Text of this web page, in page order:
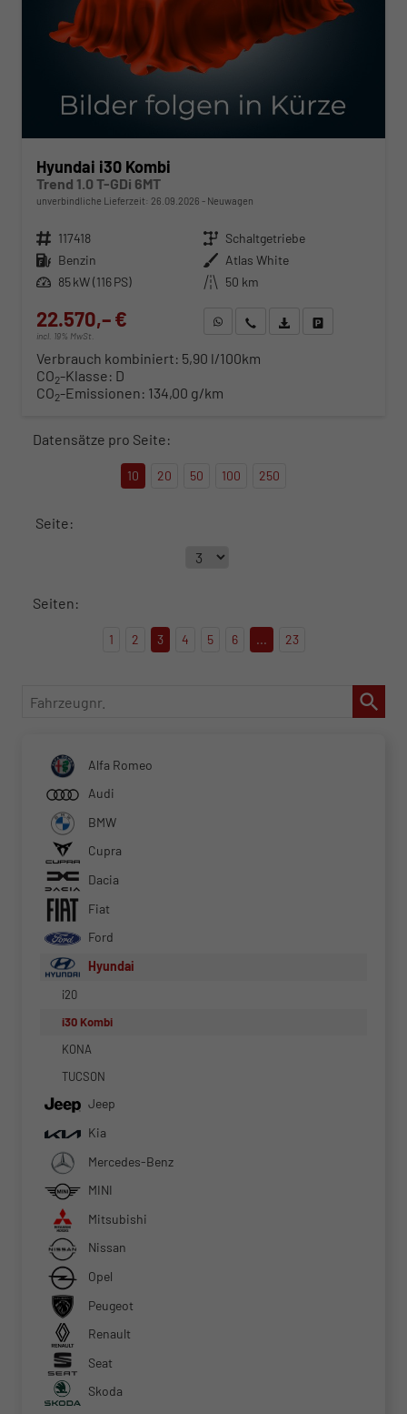
Hyundai i30 Kombi
Trend 1.0 T-GDi 6MT
unverbindliche Lieferzeit: 26.09.2026 Neuwagen
Fahrzeugnr. 117418 Getriebe Schaltgetriebe
Kraftstoff Benzin Außenfarbe Atlas White
Leistung 85 kW (116 PS) Kilometerstand 50 km
22.570,– €
incl. 19% MwSt.
WhatsApp anfragen
Wir rufen Sie anFahrzeugexposé (PDF)
Verbrauch kombiniert: 5,90 l/100km
CO2-Klasse: D
CO2-Emissionen: 134,00 g/km
Datensätze pro Seite:
10 20 50 100 250
Seite:
Seiten:
1 2 3 4 5 6 ... 23
Fahrzeugnr.
Alfa Romeo
Audi
BMW
Cupra
Dacia
Fiat
Ford
Hyundai
i20
i30 Kombi
KONA
TUCSON
Jeep
Kia
Mercedes-Benz
MINI
Mitsubishi
Nissan
Opel
Peugeot
Renault
Seat
Skoda